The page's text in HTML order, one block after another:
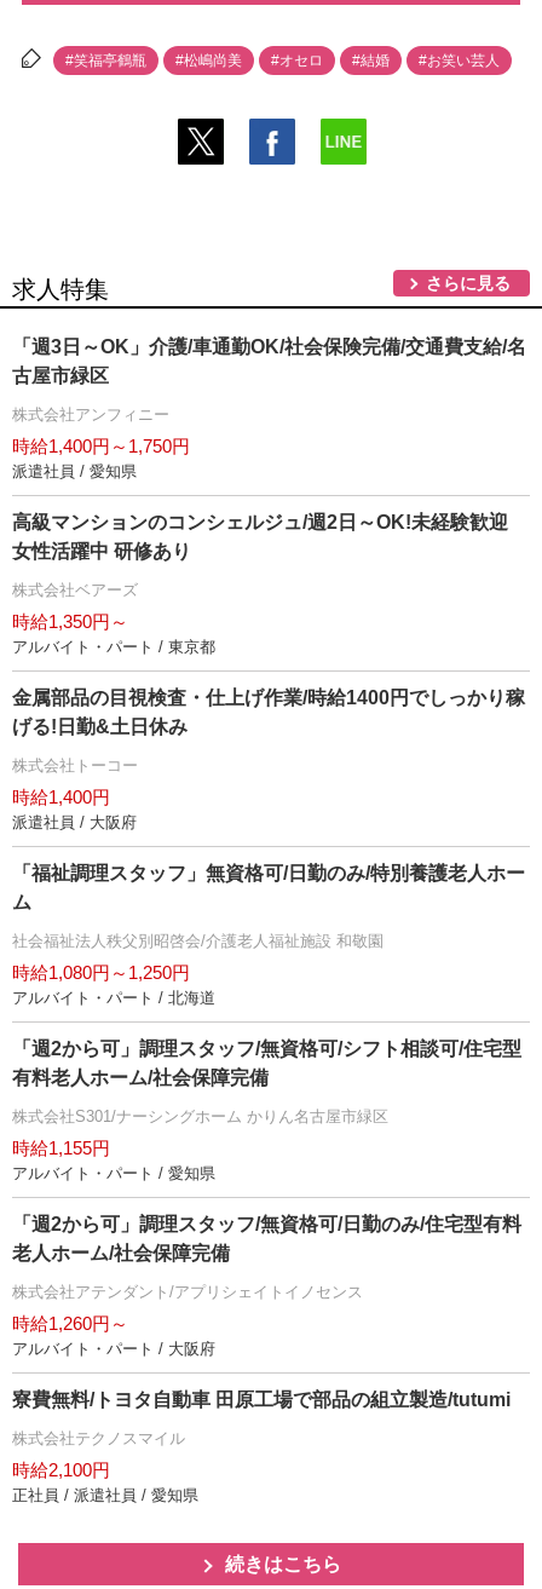
#笑福亭鶴瓶 #松嶋尚美 #オセロ #結婚 #お笑い芸人
求人特集 さらに見る
「週3日～OK」介護/車通勤OK/社会保険完備/交通費支給/名
古屋市緑区
株式会社アンフィニー
時給1,400円～1,750円
派遣社員 / 愛知県
高級マンションのコンシェルジュ/週2日～OK!未経験歓迎
女性活躍中 研修あり
株式会社ベアーズ
時給1,350円～
アルバイト・パート / 東京都
金属部品の目視検査・仕上げ作業/時給1400円でしっかり稼
げる!日勤&土日休み
株式会社トーコー
時給1,400円
派遣社員 / 大阪府
「福祉調理スタッフ」無資格可/日勤のみ/特別養護老人ホー
ム
社会福祉法人秩父別昭啓会/介護老人福祉施設 和敬園
時給1,080円～1,250円
アルバイト・パート / 北海道
「週2から可」調理スタッフ/無資格可/シフト相談可/住宅型
有料老人ホーム/社会保障完備
株式会社S301/ナーシングホーム かりん名古屋市緑区
時給1,155円
アルバイト・パート / 愛知県
「週2から可」調理スタッフ/無資格可/日勤のみ/住宅型有料
老人ホーム/社会保障完備
株式会社アテンダント/アプリシェイトイノセンス
時給1,260円～
アルバイト・パート / 大阪府
寮費無料/トヨタ自動車 田原工場で部品の組立製造/tutumi
株式会社テクノスマイル
時給2,100円
正社員 / 派遣社員 / 愛知県
続きはこちら